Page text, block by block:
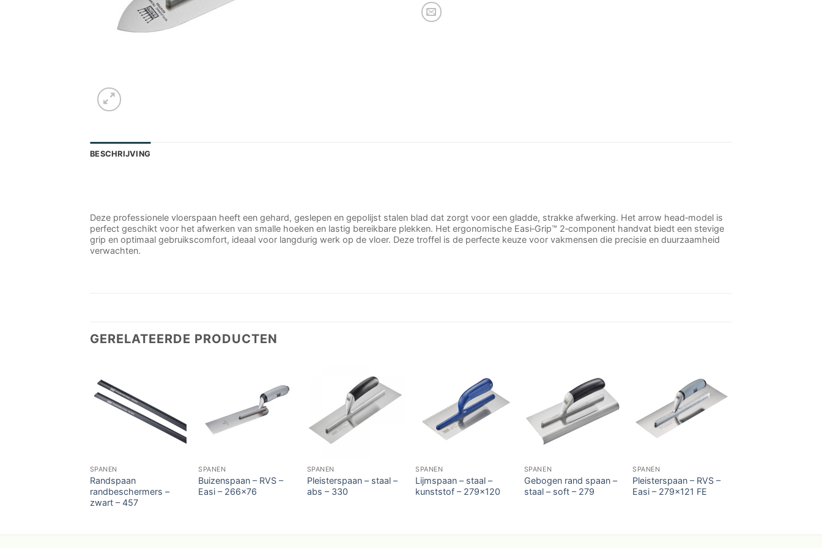
BESCHRIJVING
Deze professionele vloerspaan heeft een gehard, geslepen en gepolijst stalen blad dat zorgt voor een gladde, strakke afwerking. Het arrow head‑model is
perfect geschikt voor het afwerken van smalle hoeken en lastig bereikbare plekken. Het ergonomische Easi‑Grip™ 2‑component handvat biedt een stevige
grip en optimaal gebruikscomfort, ideaal voor langdurig werk op de vloer. Deze troffel is de perfecte keuze voor vakmensen die precisie en duurzaamheid
verwachten.
GERELATEERDE PRODUCTEN
SPANEN
Randspaan
randbeschermers –
zwart – 457
SPANEN
Buizenspaan – RVS –
Easi – 266×76
SPANEN
Pleisterspaan – staal –
abs – 330
SPANEN
Lijmspaan – staal –
kunststof – 279×120
SPANEN
Gebogen rand spaan –
staal – soft – 279
SPANEN
Pleisterspaan – RVS –
Easi – 279×121 FE